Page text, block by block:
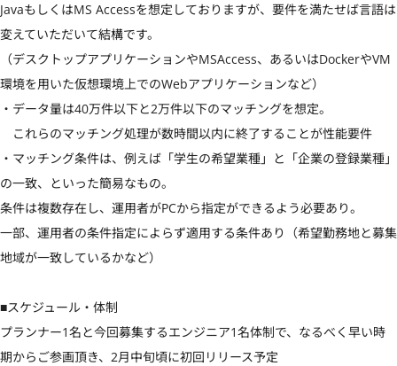
JavaもしくはMS Accessを想定しておりますが、要件を満たせば言語は
変えていただいて結構です。
（デスクトップアプリケーションやMSAccess、あるいはDockerやVM
環境を用いた仮想環境上でのWebアプリケーションなど）
・データ量は40万件以下と2万件以下のマッチングを想定。
これらのマッチング処理が数時間以内に終了することが性能要件
・マッチング条件は、例えば「学生の希望業種」と「企業の登録業種」
の一致、といった簡易なもの。
条件は複数存在し、運用者がPCから指定ができるよう必要あり。
一部、運用者の条件指定によらず適用する条件あり（希望勤務地と募集
地域が一致しているかなど）
■スケジュール・体制
プランナー1名と今回募集するエンジニア1名体制で、なるべく早い時
期からご参画頂き、2月中旬頃に初回リリース予定